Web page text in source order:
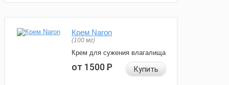
Крем Naron
(100 мг)
Крем для сужения влагалища
от 1500Р Купить